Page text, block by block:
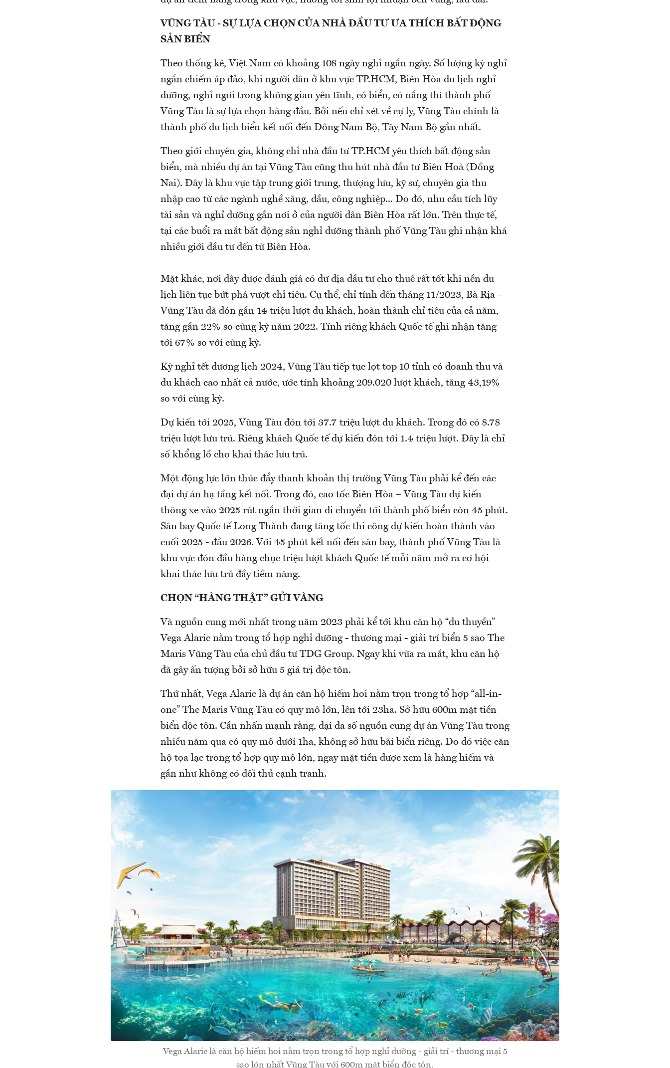
VŨNG TÀU - SỰ LỰA CHỌN CỦA NHÀ ĐẦU TƯ ƯA THÍCH BẤT ĐỘNG
SẢN BIỂN
Theo thống kê, Việt Nam có khoảng 108 ngày nghỉ ngắn ngày. Số lượng kỳ nghỉ
ngắn chiếm áp đảo, khi người dân ở khu vực TP.HCM, Biên Hòa du lịch nghỉ
dưỡng, nghỉ ngơi trong không gian yên tĩnh, có biển, có nắng thì thành phố
Vũng Tàu là sự lựa chọn hàng đầu. Bởi nếu chỉ xét về cự ly, Vũng Tàu chính là
thành phố du lịch biển kết nối đến Đông Nam Bộ, Tây Nam Bộ gần nhất.
Theo giới chuyên gia, không chỉ nhà đầu tư TP.HCM yêu thích bất động sản
biển, mà nhiều dự án tại Vũng Tàu cũng thu hút nhà đầu tư Biên Hoà (Đồng
Nai). Đây là khu vực tập trung giới trung, thượng lưu, kỹ sư, chuyên gia thu
nhập cao từ các ngành nghề xăng, dầu, công nghiệp... Do đó, nhu cầu tích lũy
tài sản và nghỉ dưỡng gần nơi ở của người dân Biên Hòa rất lớn. Trên thực tế,
tại các buổi ra mắt bất động sản nghỉ dưỡng thành phố Vũng Tàu ghi nhận khá
nhiều giới đầu tư đến từ Biên Hòa.
Mặt khác, nơi đây được đánh giá có dư địa đầu tư cho thuê rất tốt khi nền du
lịch liên tục bứt phá vượt chỉ tiêu. Cụ thể, chỉ tính đến tháng 11/2023, Bà Rịa –
Vũng Tàu đã đón gần 14 triệu lượt du khách, hoàn thành chỉ tiêu của cả năm,
tăng gần 22% so cùng kỳ năm 2022. Tính riêng khách Quốc tế ghi nhận tăng
tới 67% so với cùng kỳ.
Kỳ nghỉ tết dương lịch 2024, Vũng Tàu tiếp tục lọt top 10 tỉnh có doanh thu và
du khách cao nhất cả nước, ước tính khoảng 209.020 lượt khách, tăng 43,19%
so với cùng kỳ.
Dự kiến tới 2025, Vũng Tàu đón tới 37.7 triệu lượt du khách. Trong đó có 8.78
triệu lượt lưu trú. Riêng khách Quốc tế dự kiến đón tới 1.4 triệu lượt. Đây là chỉ
số khổng lồ cho khai thác lưu trú.
Một động lực lớn thúc đẩy thanh khoản thị trường Vũng Tàu phải kể đến các
đại dự án hạ tầng kết nối. Trong đó, cao tốc Biên Hòa – Vũng Tàu dự kiến
thông xe vào 2025 rút ngắn thời gian di chuyển tới thành phố biển còn 45 phút.
Sân bay Quốc tế Long Thành đang tăng tốc thi công dự kiến hoàn thành vào
cuối 2025 - đầu 2026. Với 45 phút kết nối đến sân bay, thành phố Vũng Tàu là
khu vực đón đầu hàng chục triệu lượt khách Quốc tế mỗi năm mở ra cơ hội
khai thác lưu trú đầy tiềm năng.
CHỌN “HÀNG THẬT” GỬI VÀNG
Và nguồn cung mới nhất trong năm 2023 phải kể tới khu căn hộ “du thuyền”
Vega Alaric nằm trong tổ hợp nghỉ dưỡng - thương mại - giải trí biển 5 sao The
Maris Vũng Tàu của chủ đầu tư TDG Group. Ngay khi vừa ra mắt, khu căn hộ
đã gây ấn tượng bởi sở hữu 5 giá trị độc tôn.
Thứ nhất, Vega Alaric là dự án căn hộ hiếm hoi nằm trọn trong tổ hợp “all-in-
one” The Maris Vũng Tàu có quy mô lớn, lên tới 23ha. Sở hữu 600m mặt tiền
biển độc tôn. Cần nhấn mạnh rằng, đại đa số nguồn cung dự án Vũng Tàu trong
nhiều năm qua có quy mô dưới 1ha, không sở hữu bãi biển riêng. Do đó việc căn
hộ tọa lạc trong tổ hợp quy mô lớn, ngay mặt tiền được xem là hàng hiếm và
gần như không có đối thủ cạnh tranh.
Vega Alaric là căn hộ hiếm hoi nằm trọn trong tổ hợp nghỉ dưỡng - giải trí - thương mại 5
sao lớn nhất Vũng Tàu với 600m mặt biển độc tôn.